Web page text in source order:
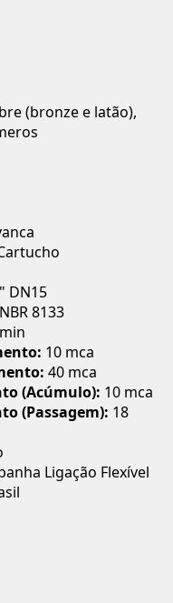
(bronze e latão),
DN15
8133
10 mca
40 mca
(Acúmulo): 10 mca
(Passagem): 18
Ligação Flexível